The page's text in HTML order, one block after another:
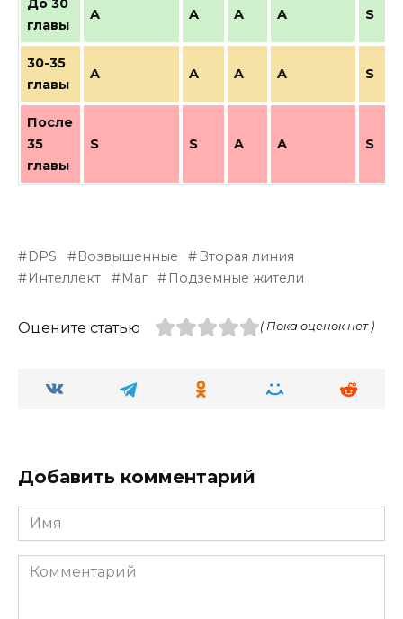
главы
A A A A S
30-35
главы
A A A A S
После
35
главы
S S A A S
DPS Возвышенные
Вторая линия
Интеллект
Маг Подземные жители
Оцените статью ( Пока оценок нет )
Добавить комментарий
Имя
Комментарий